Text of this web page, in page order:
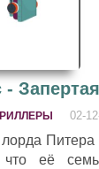
02-
Питера
что её